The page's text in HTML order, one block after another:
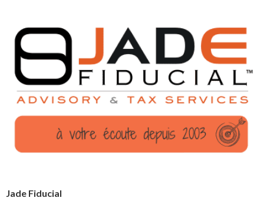
Jade Fiducial